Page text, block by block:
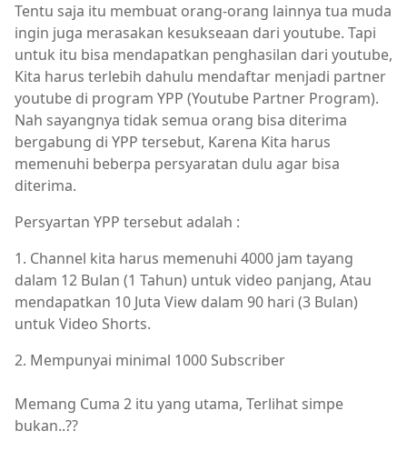
Tentu saja itu membuat orang-orang lainnya tua muda
ingin juga merasakan kesukseaan dari youtube. Tapi
untuk itu bisa mendapatkan penghasilan dari youtube,
Kita harus terlebih dahulu mendaftar menjadi partner
youtube di program YPP (Youtube Partner Program).
Nah sayangnya tidak semua orang bisa diterima
bergabung di YPP tersebut, Karena Kita harus
memenuhi beberpa persyaratan dulu agar bisa
diterima.
Persyartan YPP tersebut adalah :
1. Channel kita harus memenuhi 4000 jam tayang
dalam 12 Bulan (1 Tahun) untuk video panjang, Atau
mendapatkan 10 Juta View dalam 90 hari (3 Bulan)
untuk Video Shorts.
2. Mempunyai minimal 1000 Subscriber
Memang Cuma 2 itu yang utama, Terlihat simpe
bukan..??